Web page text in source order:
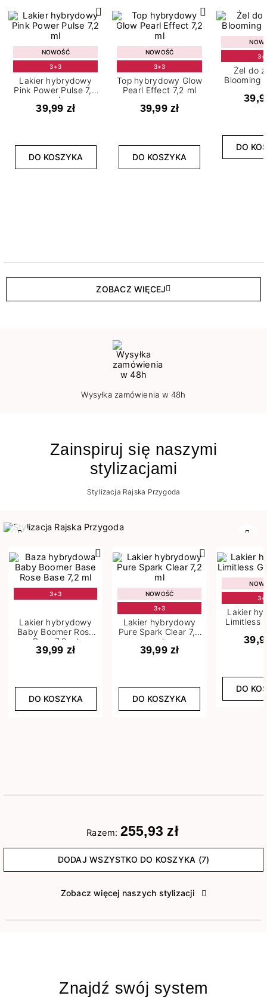
NOWOŚĆ
3+3
Lakier hybrydowy
Pink Power Pulse 7,2
ml
39,99 zł
DO KOSZYKA
NOWOŚĆ
3+3
Top hybrydowy Glow
Pearl Effect 7,2 ml
39,99 zł
DO KOSZYKA
Żel do
Blooming
DO
ZOBACZ WIĘCEJ
Wysyłka zamówienia w 48h
Zainspiruj się naszymi
stylizacjami
Stylizacja Rajska Przygoda
3+3
Lakier hybrydowy
Baby Boomer Rose
Base 7,2 ml
39,99 zł
DO KOSZYKA
NOWOŚĆ
3+3
Lakier hybrydowy
Pure Spark Clear 7,2
ml
39,99 zł
DO KOSZYKA
Lakier
Limitless
DO
Razem: 255,93 zł
DODAJ WSZYSTKO DO KOSZYKA (7)
Zobacz więcej naszych stylizacji
Znajdź swój system